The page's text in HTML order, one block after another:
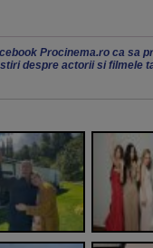
Procinema.ro ca sa
despre actorii si filmele